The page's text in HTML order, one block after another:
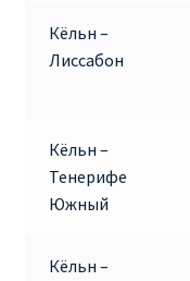
Кёльн –
Лиссабон
Кёльн –
Тенерифе
Южный
Кёльн –